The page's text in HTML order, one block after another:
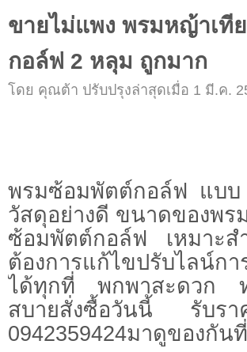
ขายไม่แพง พรมหญ้าเที
กอล์ฟ 2 หลุม ถูกมาก
โดย คุณต้า ปรับปรุงล่าสุดเมื่อ 1 มี.ค.
พรมซ้อมพัตต์กอล์ฟ แบ
วัสดุอย่างดี ขนาดของพร
ซ้อมพัตต์กอล์ฟ เหมาะ
ต้องการแก้ไขปรับไลน์ก
ได้ทุกที่ พกพาสะดวก ท
สบายสั่งซื้อวันนี้ รับรา
0942359424มาดูของกัน